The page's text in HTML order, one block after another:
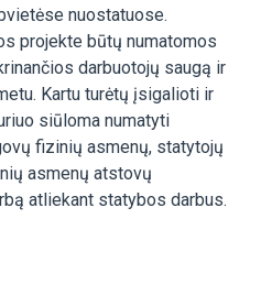
nuostatuose.
projekte būtų numatomos
darbuotojų saugą ir
Kartu turėtų įsigalioti ir
siūloma numatyti
fizinių asmenų, statytojų
asmenų atstovų
atliekant statybos darbus.